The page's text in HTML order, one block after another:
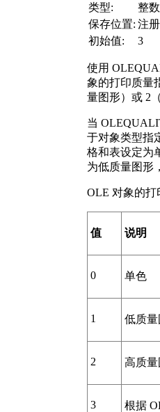
类型:
整数
保存位置: 注
初始值:
3
使用
象的打印质量
量图形）或 2
当
于对象类型指
格和表设定为
为低质量图形
OLE 对象的
值 说明
0 单色
1 低质
2 高质
3
根据